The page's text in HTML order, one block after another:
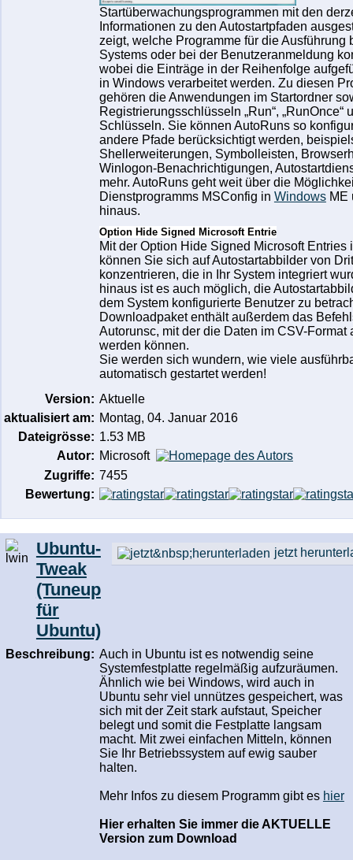
Startüberwachungsprogrammen mit den
Informationen zu den Autostartpfaden
zeigt, welche Programme für die Ausführung
Systems oder bei der Benutzeranmeldung
wobei die Einträge in der Reihenfolge
in Windows verarbeitet werden. Zu diesen
gehören die Anwendungen im Startordner
Registrierungsschlüsseln „Run“, „RunOnce“
Schlüsseln. Sie können AutoRuns so
andere Pfade berücksichtigt werden,
Shellerweiterungen, Symbolleisten,
Winlogon-Benachrichtigungen,
mehr. AutoRuns geht weit über die
Dienstprogramms MSConfig in WindowsME
hinaus.
Option Hide Signed Microsoft Entrie
Mit der Option Hide Signed Microsoft Entries
können Sie sich auf Autostartabbilder von
konzentrieren, die in Ihr System integriert
hinaus ist es auch möglich, die
dem System konfigurierte Benutzer zu
Downloadpaket enthält außerdem das
Autorunsc, mit der die Daten im CSV-Format
werden können.
Sie werden sich wundern, wie viele
automatisch gestartet werden!
Version: Aktuelle
aktualisiert am: Montag, 04. Januar 2016
Dateigrösse: 1.53 MB
Autor: Microsoft
Zugriffe: 7455
Bewertung:
Ubuntu-
Tweak
(Tuneup
für
Ubuntu)
jetzt
Beschreibung: Auch in Ubuntu ist es notwendig seine
Systemfestplatte regelmäßig aufzuräumen.
Ähnlich wie bei Windows, wird auch in
Ubuntu sehr viel unnützes gespeichert, was
sich mit der Zeit stark aufstaut, Speicher
belegt und somit die Festplatte langsam
macht. Mit zwei einfachen Mitteln, können
Sie Ihr Betriebssystem auf ewig sauber
halten.
Mehr Infos zu diesem Programm gibt es hier
Hier erhalten Sie immer die AKTUELLE
Version zum Download